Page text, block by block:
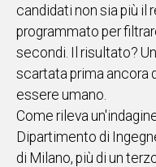
VIDEO
UNISCITI
AL CANALE
candidati non sia più il
programmato per
secondi. Il risultato?
scartata prima ancora
essere umano.
Come rileva
Dipartimento di
di Milano, più di un